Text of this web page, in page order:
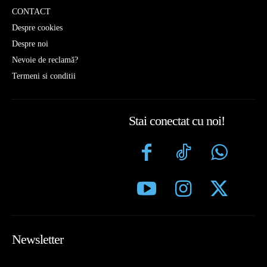
CONTACT
Despre cookies
Despre noi
Nevoie de reclamă?
Termeni si conditii
Stai conectat cu noi!
Newsletter